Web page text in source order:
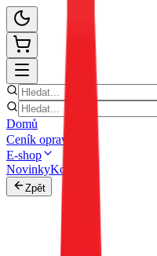
Domů
Ceník oprav
E-shop
NovinkyKontakt
Zpět